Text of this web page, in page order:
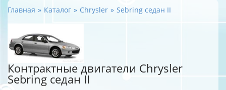
Главная Каталог Chrysler Sebring седан II
Контрактные двигатели Chrysler
Sebring седан II